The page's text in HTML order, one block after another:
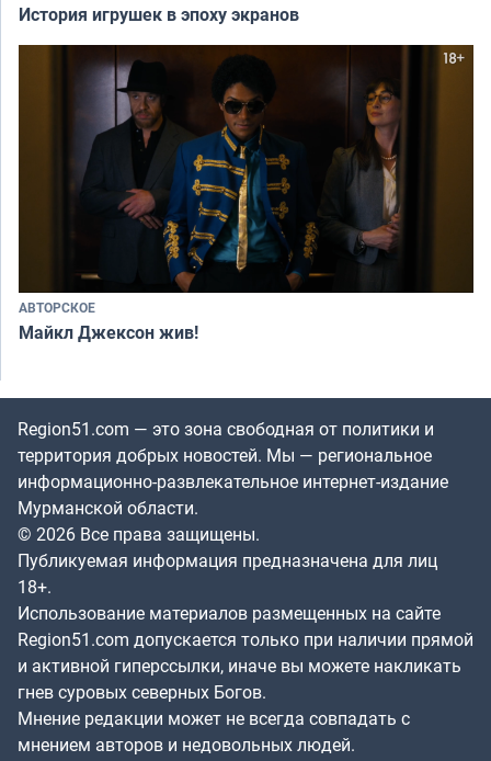
История игрушек в эпоху экранов
АВТОРСКОЕ
Майкл Джексон жив!
Region51.com — это зона свободная от политики и
территория добрых новостей. Мы — региональное
информационно-развлекательное интернет-издание
Мурманской области.
© 2026 Все права защищены.
Публикуемая информация предназначена для лиц
18+.
Использование материалов размещенных на сайте
Region51.com допускается только при наличии прямой
и активной гиперссылки, иначе вы можете накликать
гнев суровых северных Богов.
Мнение редакции может не всегда совпадать с
мнением авторов и недовольных людей.